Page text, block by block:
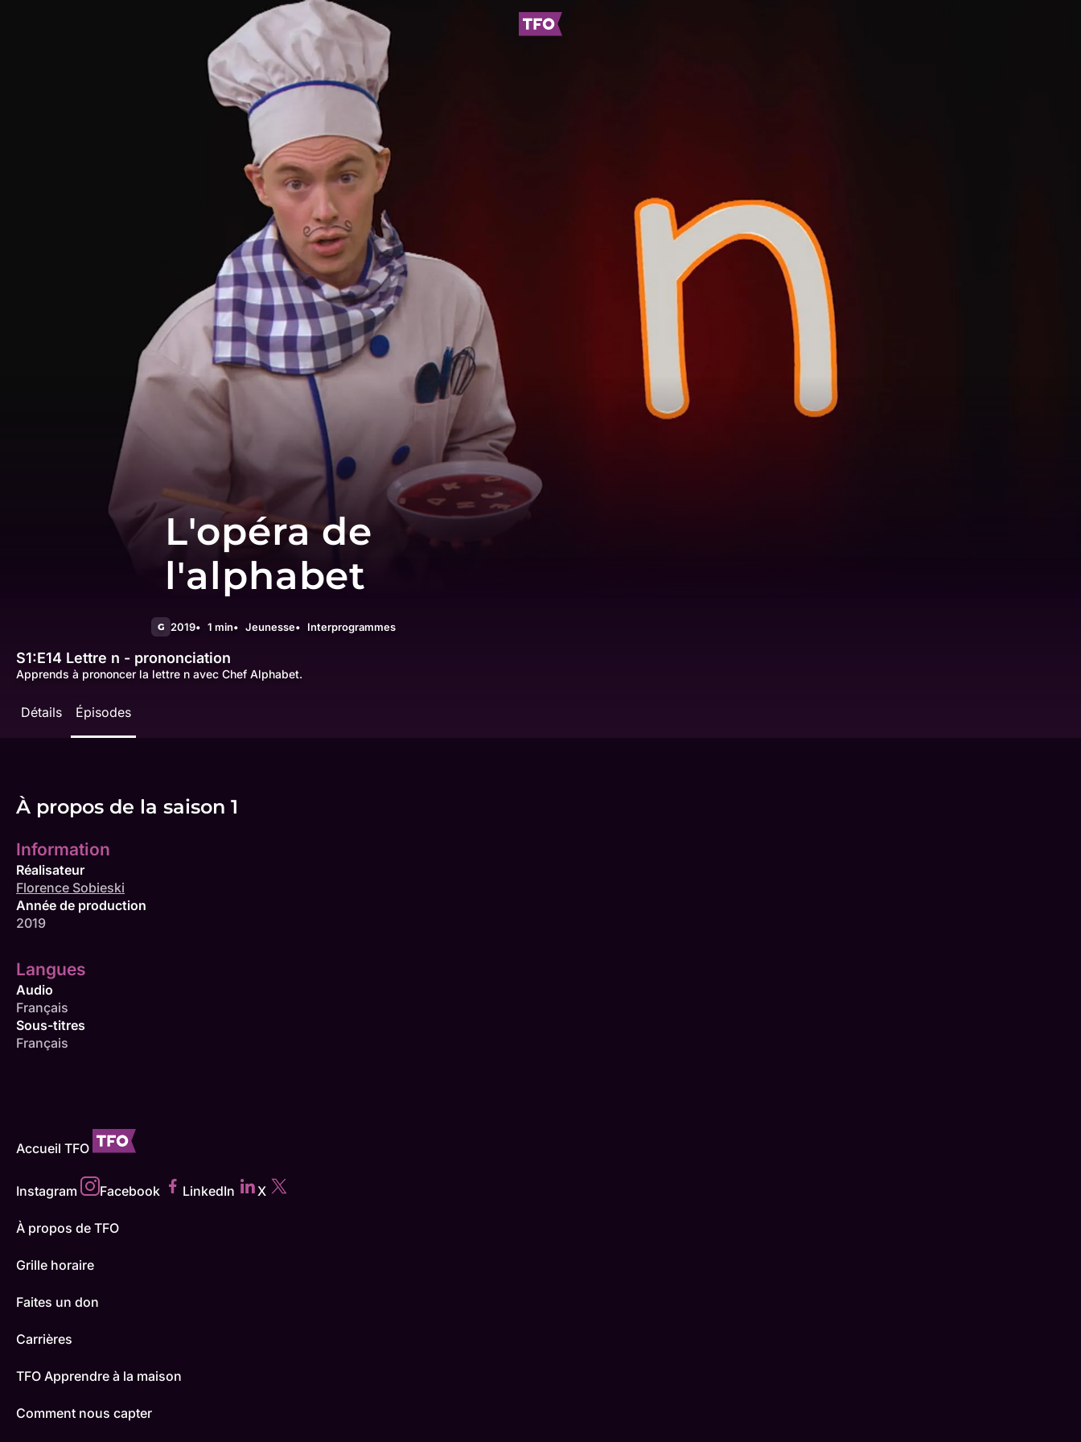
L'opéra de
l'alphabet
G 2019 1 min Jeunesse Interprogrammes
S1:E14 Lettre n - prononciation
Apprends à prononcer la lettre n avec Chef Alphabet.
Détails Épisodes
À propos de la saison 1
Information
Réalisateur
Florence Sobieski
Année de production
2019
Langues
Audio
Français
Sous-titres
Français
Accueil TFO
Instagram Facebook LinkedIn X
À propos de TFO
Grille horaire
Faites un don
Carrières
TFO Apprendre à la maison
Comment nous capter